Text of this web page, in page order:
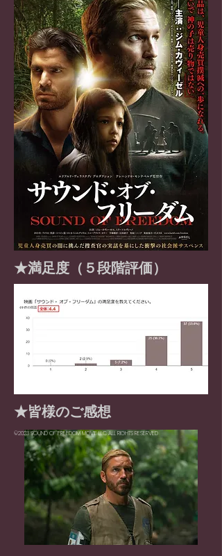
​★満足度（５段階評価）
​★皆様のご感想
©2023 SOUND OF FREEDOM MOVIE LLC ALL RIGHTS RESERVED